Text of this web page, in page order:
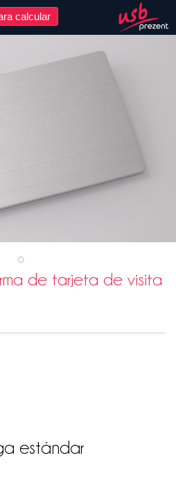
calcular
de tarjeta de visita
estándar